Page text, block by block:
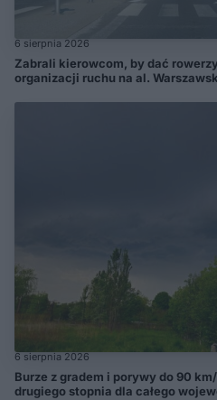
6 sierpnia 2026
Zabrali kierowcom, by dać
organizacji ruchu na al.
6 sierpnia 2026
Burze z gradem i porywy do 90
drugiego stopnia dla całego